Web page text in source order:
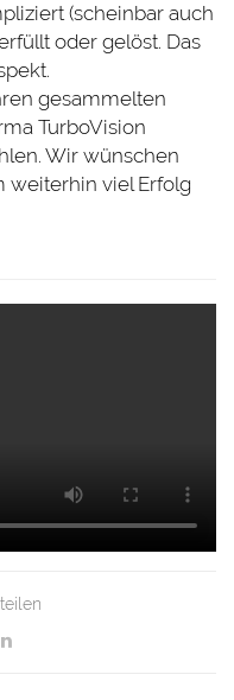
(scheinbar auch
oder gelöst. Das
gesammelten
TurboVision
Wir wünschen
weiterhin viel Erfolg